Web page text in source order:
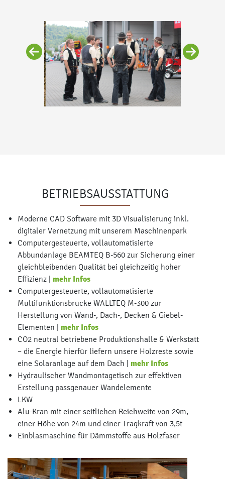
BETRIEBSAUSSTATTUNG
Moderne CAD Software mit 3D Visualisierung inkl.
digitaler Vernetzung mit unserem Maschinenpark
Computergesteuerte, vollautomatisierte
Abbundanlage BEAMTEQ B-560 zur Sicherung einer
gleichbleibenden Qualität bei gleichzeitig hoher
Effizienz | mehr Infos
Computergesteuerte, vollautomatisierte
Multifunktionsbrücke WALLTEQ M-300 zur
Herstellung von Wand-, Dach-, Decken & Giebel-
Elementen | mehr Infos
CO2 neutral betriebene Produktionshalle & Werkstatt
– die Energie hierfür liefern unsere Holzreste sowie
eine Solaranlage auf dem Dach | mehr Infos
Hydraulischer Wandmontagetisch zur effektiven
Erstellung passgenauer Wandelemente
LKW
Alu-Kran mit einer seitlichen Reichweite von 29m,
einer Höhe von 24m und einer Tragkraft von 3,5t
Einblasmaschine für Dämmstoffe aus Holzfaser